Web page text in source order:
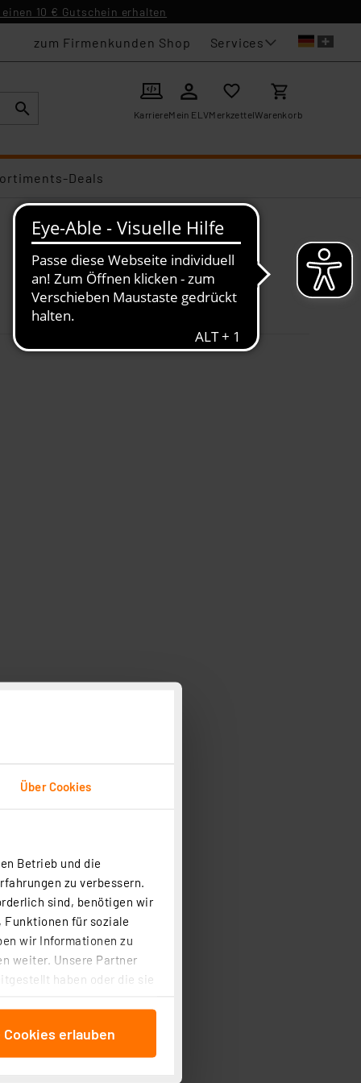
Über Cookies
Betrieb und die
zu verbessern.
sind, benötigen wir
Funktionen für soziale
wir Informationen zu
weiter. Unsere Partner
haben oder die sie
(Art. 6
ist durch Klick auf den
Cookies erlauben
10 € Gutschein erhalten
zum Firmenkunden Shop Services
KarriereMein ELVMerkzettelWarenkorb
Deals